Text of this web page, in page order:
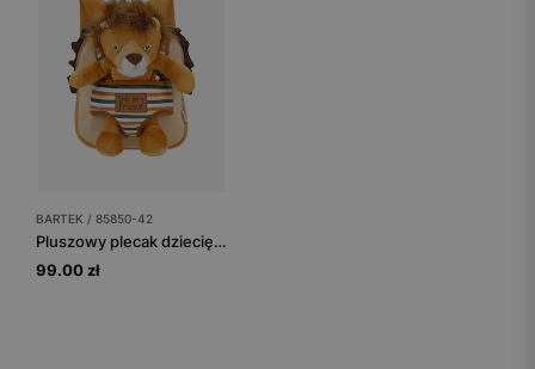
BARTEK / 85850-42
Pluszowy plecak dziecięcy 2w1 z maskotką lwa BARTEK 85850-42
99.00 zł